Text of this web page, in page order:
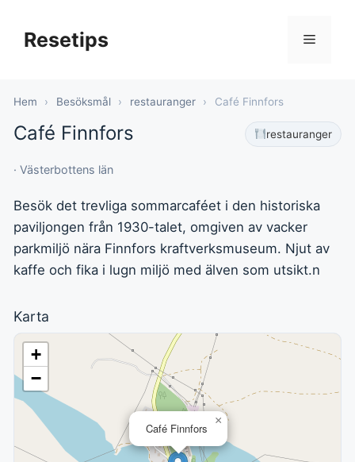
innehållResetips Meny
Hem › Besöksmål › restauranger › Café Finnfors
Café Finnfors restauranger
· Västerbottens län
Besök det trevliga sommarcaféet i den historiska
paviljongen från 1930-talet, omgiven av vacker
parkmiljö nära Finnfors kraftverksmuseum. Njut av
kaffe och fika i lugn miljö med älven som utsikt.n
Karta
Café Finnfors
×
+
−